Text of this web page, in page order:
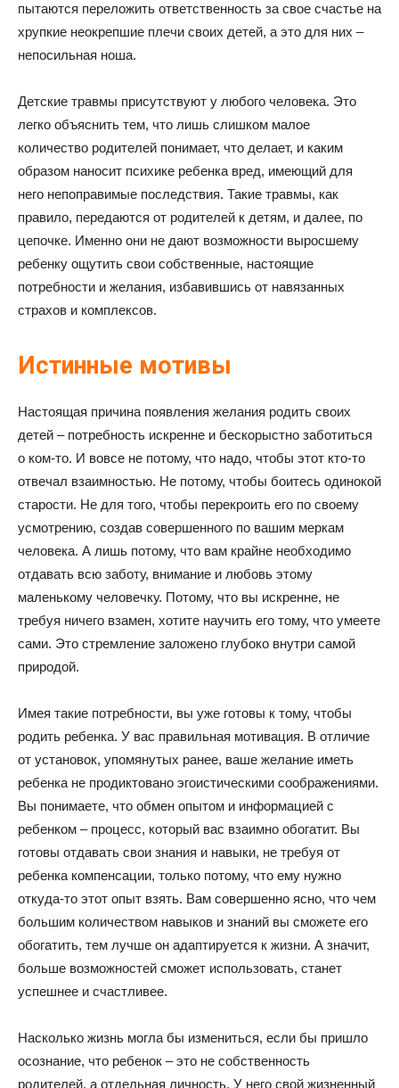
пытаются переложить ответственность за свое счастье на
хрупкие неокрепшие плечи своих детей, а это для них –
непосильная ноша.
Детские травмы присутствуют у любого человека. Это
легко объяснить тем, что лишь слишком малое
количество родителей понимает, что делает, и каким
образом наносит психике ребенка вред, имеющий для
него непоправимые последствия. Такие травмы, как
правило, передаются от родителей к детям, и далее, по
цепочке. Именно они не дают возможности выросшему
ребенку ощутить свои собственные, настоящие
потребности и желания, избавившись от навязанных
страхов и комплексов.
Истинные мотивы
Настоящая причина появления желания родить своих
детей – потребность искренне и бескорыстно заботиться
о ком-то. И вовсе не потому, что надо, чтобы этот кто-то
отвечал взаимностью. Не потому, чтобы боитесь одинокой
старости. Не для того, чтобы перекроить его по своему
усмотрению, создав совершенного по вашим меркам
человека. А лишь потому, что вам крайне необходимо
отдавать всю заботу, внимание и любовь этому
маленькому человечку. Потому, что вы искренне, не
требуя ничего взамен, хотите научить его тому, что умеете
сами. Это стремление заложено глубоко внутри самой
природой.
Имея такие потребности, вы уже готовы к тому, чтобы
родить ребенка. У вас правильная мотивация. В отличие
от установок, упомянутых ранее, ваше желание иметь
ребенка не продиктовано эгоистическими соображениями.
Вы понимаете, что обмен опытом и информацией с
ребенком – процесс, который вас взаимно обогатит. Вы
готовы отдавать свои знания и навыки, не требуя от
ребенка компенсации, только потому, что ему нужно
откуда-то этот опыт взять. Вам совершенно ясно, что чем
большим количеством навыков и знаний вы сможете его
обогатить, тем лучше он адаптируется к жизни. А значит,
больше возможностей сможет использовать, станет
успешнее и счастливее.
Насколько жизнь могла бы измениться, если бы пришло
осознание, что ребенок – это не собственность
родителей, а отдельная личность. У него свой жизненный